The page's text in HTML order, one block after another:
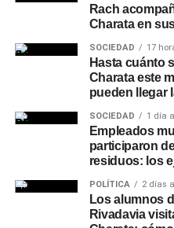
Rach
Charata en
SOCIEDAD 17
Hasta cuánto
Charata este
pueden llegar
SOCIEDAD 1 día
Empleados
participaron
residuos: los
POLÍTICA 2 días
Los alumnos
Rivadavia